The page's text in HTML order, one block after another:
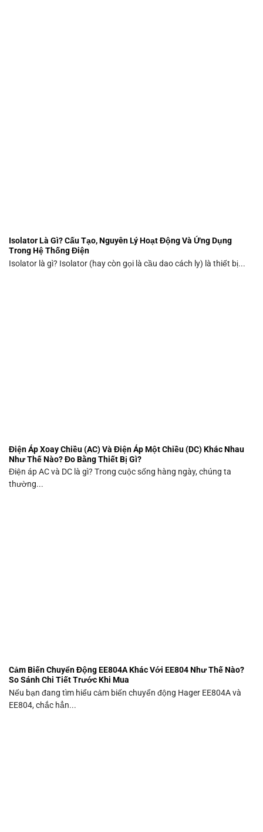
Isolator Là Gì? Cấu Tạo, Nguyên Lý Hoạt Động Và Ứng Dụng
Trong Hệ Thống Điện
Isolator là gì? Isolator (hay còn gọi là cầu dao cách ly) là thiết bị...
Điện Áp Xoay Chiều (AC) Và Điện Áp Một Chiều (DC) Khác Nhau
Như Thế Nào? Đo Bằng Thiết Bị Gì?
Điện áp AC và DC là gì? Trong cuộc sống hàng ngày, chúng ta
thường...
Cảm Biến Chuyển Động EE804A Khác Với EE804 Như Thế Nào?
So Sánh Chi Tiết Trước Khi Mua
Nếu bạn đang tìm hiểu cảm biến chuyển động Hager EE804A và
EE804, chắc hẳn...